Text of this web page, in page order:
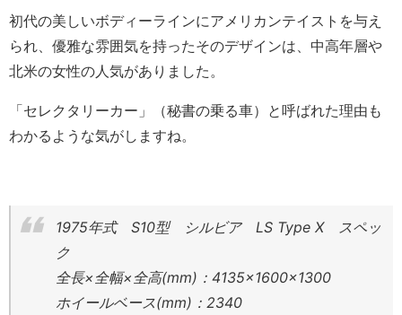
初代の美しいボディーラインにアメリカンテイストを与え
られ、優雅な雰囲気を持ったそのデザインは、中高年層や
北米の女性の人気がありました。
「セレクタリーカー」（秘書の乗る車）と呼ばれた理由も
わかるような気がしますね。
1975年式 S10型 シルビア LS Type X スペッ
ク
全長×全幅×全高(mm)：4135×1600×1300
ホイールベース(mm)：2340